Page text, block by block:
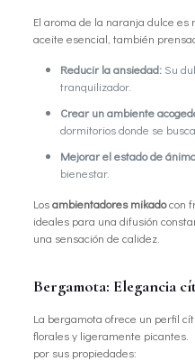
El aroma de la naranja dulce
aceite esencial, también
Reducir la ansiedad:Su
tranquilizador.
Crear un ambiente
dormitorios donde se
Mejorar el estado de
bienestar.
Losambientadores mikadocon
ideales para una difusión
una sensación de calidez.
Bergamota: Elegancia
La bergamota ofrece un perfil
florales y ligeramente picantes.
por sus propiedades: